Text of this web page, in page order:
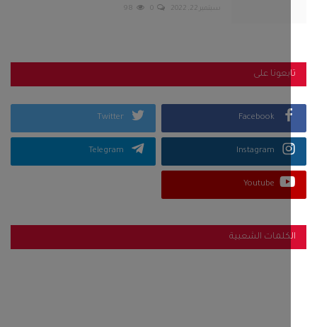
0
98
على
Facebook
Twitter
Instagram
Telegram
Youtube
الشعبية